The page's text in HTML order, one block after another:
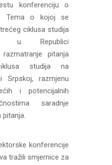
konferenciju o
Tema o kojoj se
ciklusa studija
u Republici
pitanja
studija na
Srpskoj, razmjenu
i potencijalnih
saradnje
konferencije
tražili smjernice za